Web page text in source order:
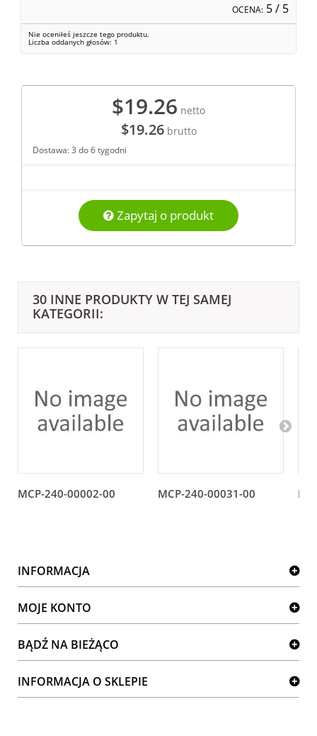
OCENA: 5/ 5
Nie oceniłeś jeszcze tego produktu.
Liczba oddanych głosów: 1
$19.26 netto
$19.26brutto
Dostawa: 3 do 6 tygodni
Zapytaj o produkt
30 INNE PRODUKTY W TEJ SAMEJ
KATEGORII:
MCP-240-00002-00 MCP-240-00031-00
INFORMACJA
MOJE KONTO
BĄDŹ NA BIEŻĄCO
INFORMACJA O SKLEPIE